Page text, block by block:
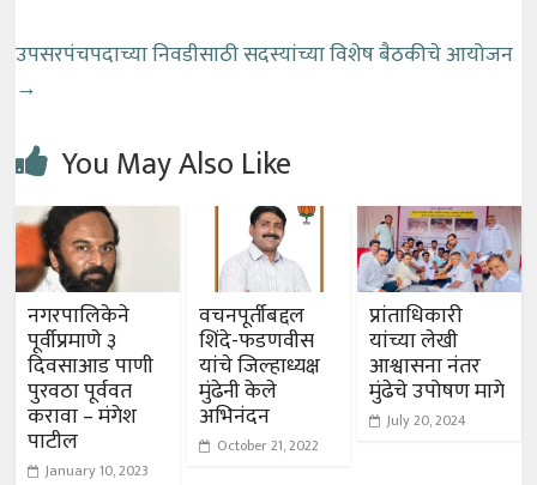
उपसरपंचपदाच्या निवडीसाठी सदस्यांच्या विशेष बैठकीचे आयोजन
→
You May Also Like
नगरपालिकेने
पूर्वीप्रमाणे ३
दिवसाआड पाणी
पुरवठा पूर्ववत
करावा – मंगेश
पाटील
January 10, 2023
वचनपूर्तीबद्दल
शिंदे-फडणवीस
यांचे जिल्हाध्यक्ष
मुंढेनी केले
अभिनंदन
October 21, 2022
प्रांताधिकारी
यांच्या लेखी
आश्वासना नंतर
मुंढेचे उपोषण मागे
July 20, 2024